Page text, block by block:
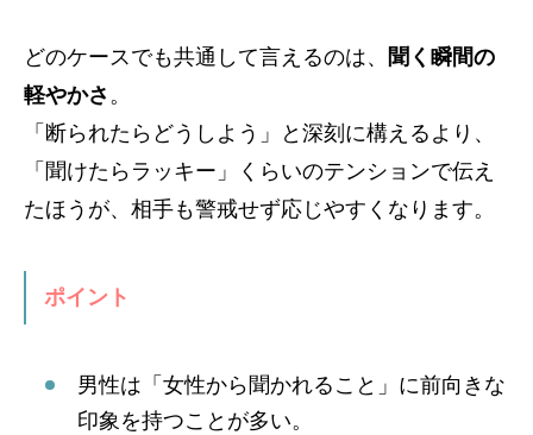
どのケースでも共通して言えるのは、 聞く瞬間の
軽やかさ 。
「断られたらどうしよう」と深刻に構えるより、
「聞けたらラッキー」くらいのテンションで伝え
たほうが、相手も警戒せず応じやすくなります。
ポイント
男性は「女性から聞かれること」に前向きな
印象を持つことが多い。